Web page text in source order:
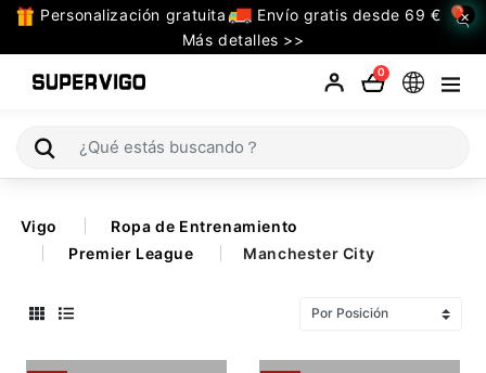
Personalización gratuita
Envío gratis desde 69 €
Más detalles >>
×
0
TODAS
LAS
CATEGORIAS
Retro
Vigo
Ropa de Entrenamiento
Premier League
Manchester City